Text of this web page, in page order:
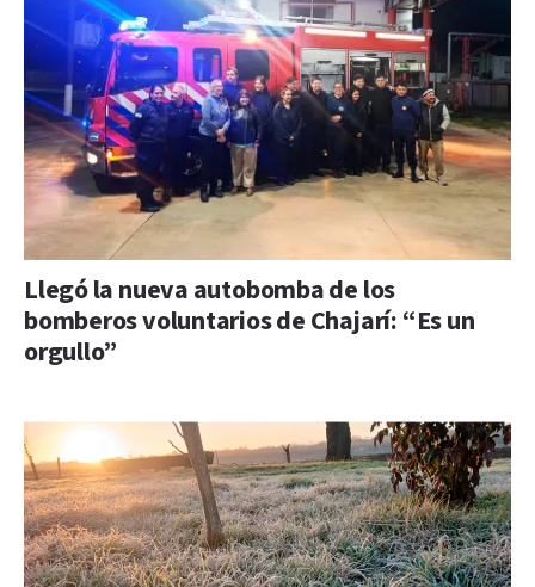
Llegó la nueva autobomba de los
bomberos voluntarios de Chajarí: “Es un
orgullo”